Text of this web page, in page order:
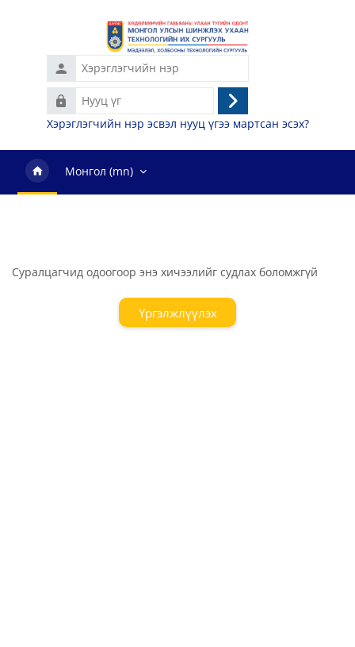
Нууц
үг
Нэвтрэх
Хэрэглэгчийн нэр эсвэл нууц үгээ мартсан эсэх?
Монгол ‎(mn)‎
Суралцагчид одоогоор энэ хичээлийг судлах боломжгүй
Үргэлжлүүлэх